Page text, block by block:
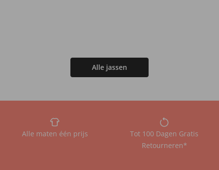
Alle jassen
Alle maten één prijs
Tot 100 Dagen Gratis
Retourneren*